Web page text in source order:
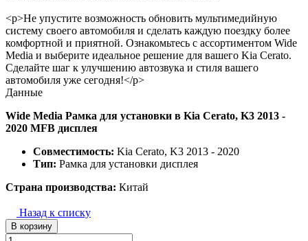
<p>Не упустите возможность обновить мультимедийную
систему своего автомобиля и сделать каждую поездку более
комфортной и приятной. Ознакомьтесь с ассортиментом Wide
Media и выберите идеальное решение для вашего Kia Cerato.
Сделайте шаг к улучшению автозвука и стиля вашего
автомобиля уже сегодня!</p>
Данные
Wide Media Рамка для установки в Kia Cerato, K3 2013 -
2020 MFB дисплея
Совместимость: Kia Cerato, K3 2013 - 2020
Тип: Рамка для установки дисплея
Страна производства: Китай
Назад к списку
В корзину